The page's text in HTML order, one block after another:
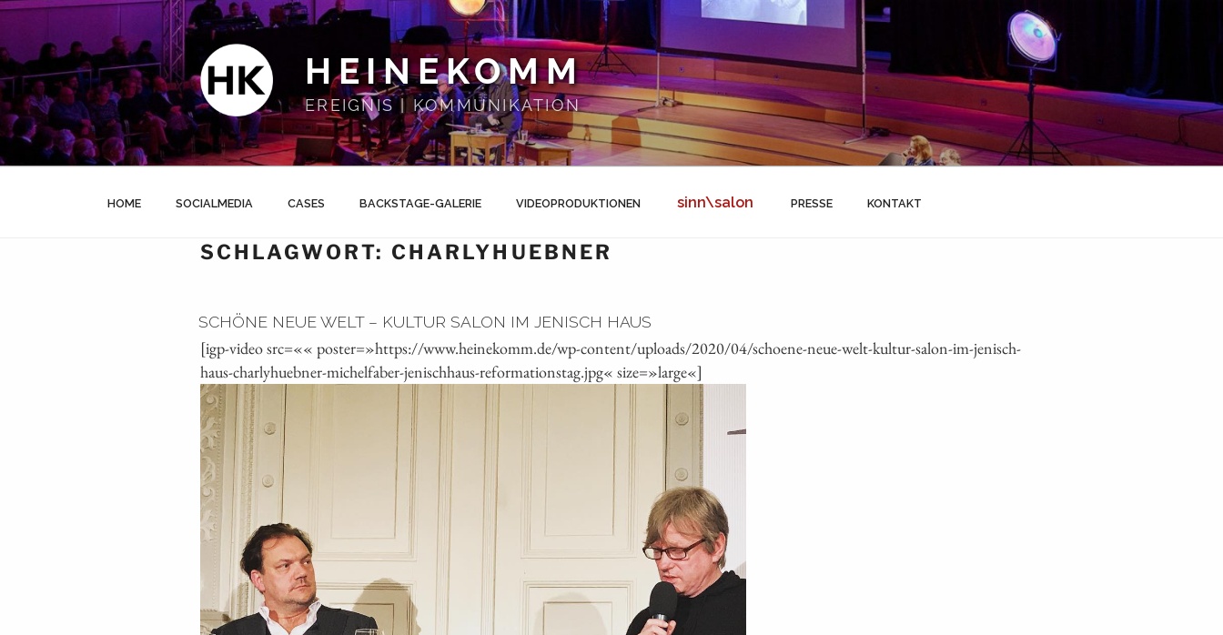
Zum
springen
HEINEKOMM
EREIGNIS | KOMMUNIKATION
HOME SOCIALMEDIA CASES BACKSTAGE-GALERIE VIDEOPRODUKTIONEN sinn\salon PRESSE KONTAKT
SCHLAGWORT: CHARLYHUEBNER
SCHÖNE NEUE WELT – KULTUR SALON IM JENISCH HAUS
[igp-video src=«« poster=»https://www.heinekomm.de/wp-content/uploads/2020/04/schoene-neue-welt-kultur-salon-im-jenisch-
haus-charlyhuebner-michelfaber-jenischhaus-reformationstag.jpg« size=»large«]